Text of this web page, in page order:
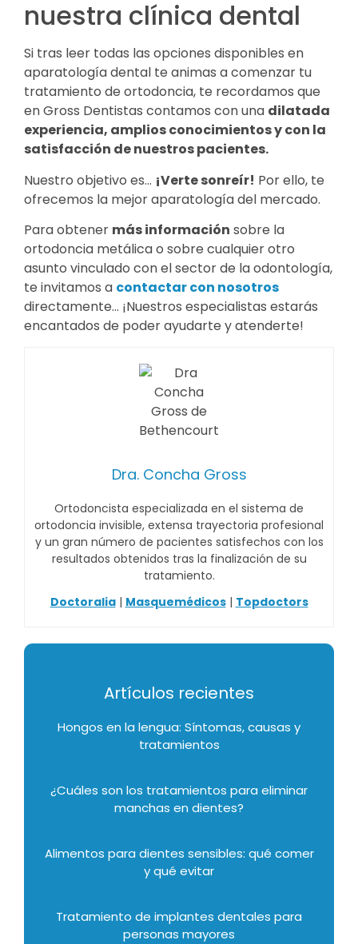
nuestra clínica dental
Si tras leer todas las opciones disponibles en
aparatología dental te animas a comenzar tu
tratamiento de ortodoncia, te recordamos que
en Gross Dentistas contamos con una dilatada
experiencia, amplios conocimientos y con la
satisfacción de nuestros pacientes.
Nuestro objetivo es… ¡Verte sonreír! Por ello, te
ofrecemos la mejor aparatología del mercado.
Para obtener más información sobre la
ortodoncia metálica o sobre cualquier otro
asunto vinculado con el sector de la odontología,
te invitamos a contactar con nosotros
directamente… ¡Nuestros especialistas estarás
encantados de poder ayudarte y atenderte!
Dra. Concha Gross
Ortodoncista especializada en el sistema de
ortodoncia invisible, extensa trayectoria profesional
y un gran número de pacientes satisfechos con los
resultados obtenidos tras la finalización de su
tratamiento.
Doctoralia| Masquemédicos| Topdoctors
Artículos recientes
Hongos en la lengua: Síntomas, causas y
tratamientos
¿Cuáles son los tratamientos para eliminar
manchas en dientes?
Alimentos para dientes sensibles: qué comer
y qué evitar
Tratamiento de implantes dentales para
personas mayores